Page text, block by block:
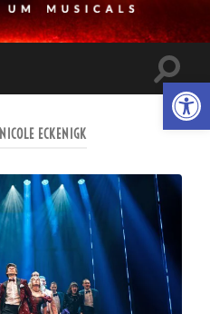
Musicalzone.de
ein-/
NICOLE ECKENIGK